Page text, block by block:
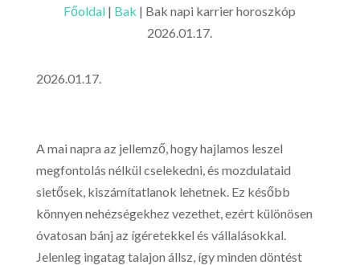
Főoldal | Bak | Bak napi karrier horoszkóp
2026.01.17.
2026.01.17.
A mai napra az jellemző, hogy hajlamos leszel
megfontolás nélkül cselekedni, és mozdulataid
sietősek, kiszámítatlanok lehetnek. Ez később
könnyen nehézségekhez vezethet, ezért különösen
óvatosan bánj az ígéretekkel és vállalásokkal.
Jelenleg ingatag talajon állsz, így minden döntést